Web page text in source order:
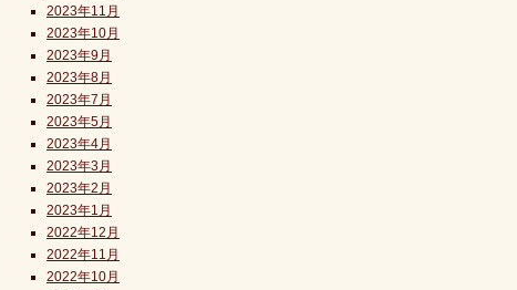
2023年11月
2023年10月
2023年9月
2023年8月
2023年7月
2023年5月
2023年4月
2023年3月
2023年2月
2023年1月
2022年12月
2022年11月
2022年10月